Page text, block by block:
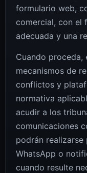
formulario web,
comercial, con el
adecuada y una
Cuando proceda,
mecanismos de
conflictos y
normativa
acudir a los
comunicaciones
podrán
WhatsApp o
cuando resulte